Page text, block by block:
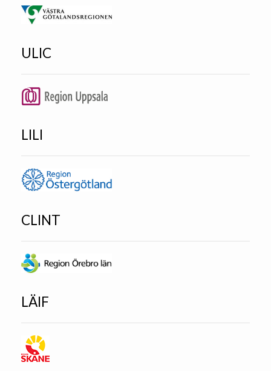
ULIC
LILI
CLINT
LÄIF